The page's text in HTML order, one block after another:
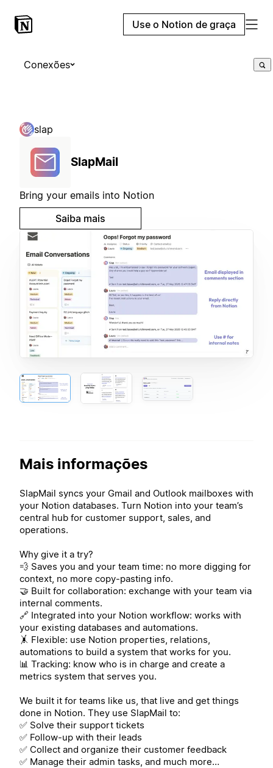
Use o Notion de graça
Conexões
slap
SlapMail
Bring your emails into Notion
Saiba mais
Mais informações
SlapMail syncs your Gmail and Outlook mailboxes with
your Notion databases. Turn Notion into your team’s
central hub for customer support, sales, and
operations.
Why give it a try?
💨 Saves you and your team time: no more digging for
context, no more copy-pasting info.
🤝 Built for collaboration: exchange with your team via
internal comments.
🔗 Integrated into your Notion workflow: works with
your existing databases and automations.
🤸 Flexible: use Notion properties, relations,
automations to build a system that works for you.
📊 Tracking: know who is in charge and create a
metrics system that serves you.
We built it for teams like us, that live and get things
done in Notion. They use SlapMail to:
✅ Solve their support tickets
✅ Follow-up with their leads
✅ Collect and organize their customer feedback
✅ Manage their admin tasks, and much more…